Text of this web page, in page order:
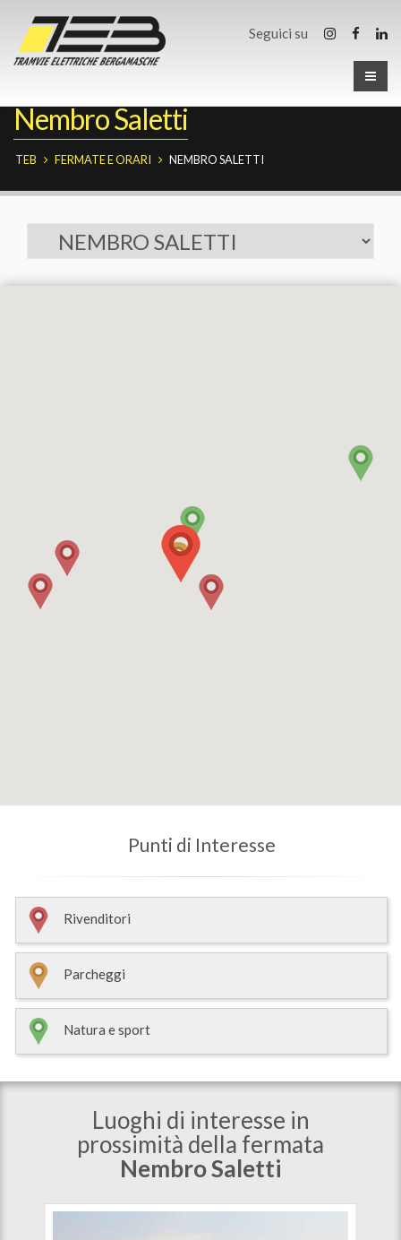
Seguici su
Nembro Saletti
TEB FERMATE E ORARI NEMBRO SALETTI
Fermate
Punti di Interesse
Rivenditori
Parcheggi
Natura e sport
Luoghi di interesse in
prossimità della fermata
Nembro Saletti